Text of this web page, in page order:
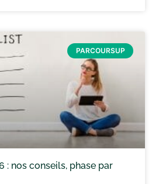
PARCOURSUP
: nos conseils, phase par